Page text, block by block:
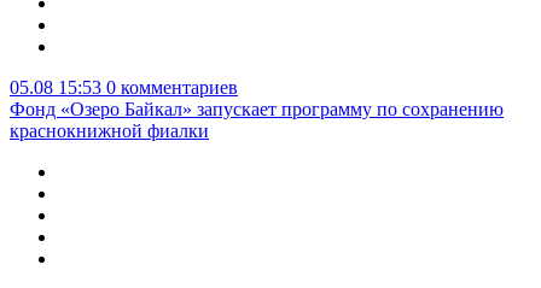
05.08 15:53 0 комментариев
Фонд «Озеро Байкал» запускает программу по сохранению
краснокнижной фиалки